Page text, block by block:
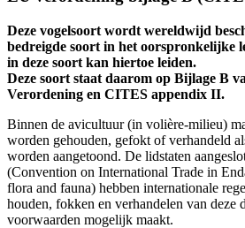
Deze vogelsoort wordt wereldwijd
bedreigde soort in het oorspronkelijke
in deze soort kan hiertoe leiden.
Deze soort staat daarom op Bijlage B
Verordening en CITES appendix II.
Binnen de avicultuur (in volière-milieu)
worden gehouden, gefokt of verhandeld
worden aangetoond. De lidstaten
(Convention on International Trade in
flora and fauna) hebben internationale
houden, fokken en verhandelen van deze
voorwaarden mogelijk maakt.